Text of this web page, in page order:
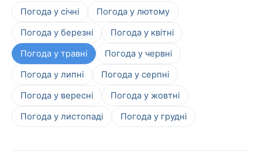
Погода у січні
Погода у лютому
Погода у березні
Погода у квітні
Погода у травні
Погода у червні
Погода у липні
Погода у серпні
Погода у вересні
Погода у жовтні
Погода у листопаді
Погода у грудні